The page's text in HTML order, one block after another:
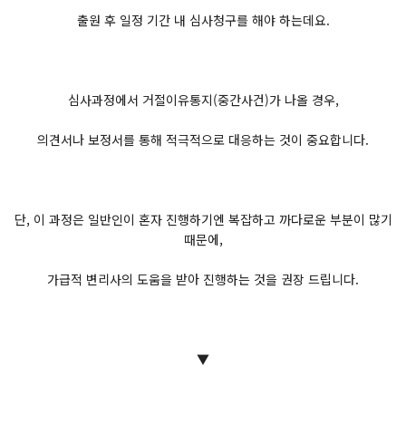
출원 후 일정 기간 내 심사청구를 해야 하는데요.
심사과정에서 거절이유통지(중간사건)가 나올 경우,
의견서나 보정서를 통해 적극적으로 대응하는 것이 중요합니다.
단, 이 과정은 일반인이 혼자 진행하기엔 복잡하고 까다로운 부분이 많기
때문에,
가급적 변리사의 도움을 받아 진행하는 것을 권장 드립니다.
▼